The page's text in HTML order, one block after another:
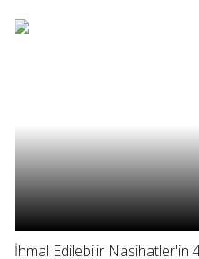
İhmal Edilebilir Nasihatler'in